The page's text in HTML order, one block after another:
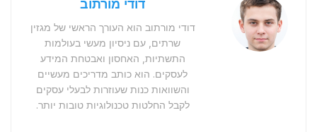
דודי מורתוב
דודי מורתוב הוא העורך הראשי של מגזין
שרתים, עם ניסיון מעשי בעולמות
התשתיות, האחסון ואבטחת המידע
לעסקים. הוא כותב מדריכים מעשיים
והשוואות כנות שעוזרות לבעלי עסקים
לקבל החלטות טכנולוגיות טובות יותר.